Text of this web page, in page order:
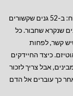
החוקרים מצאו גם הבדלים בתהליכים הגנטיים במוח: ב-52 גנים שקשורים
שנקרא שחבור. כל
קשר, לפחות
כיצד החיידקים
אבל צריך לזכור
כך עוברים אל הדם